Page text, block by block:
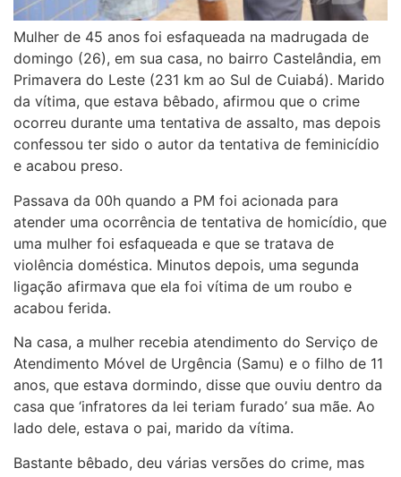
Mulher de 45 anos foi esfaqueada na madrugada de
domingo (26), em sua casa, no bairro Castelândia, em
Primavera do Leste (231 km ao Sul de Cuiabá). Marido
da vítima, que estava bêbado, afirmou que o crime
ocorreu durante uma tentativa de assalto, mas depois
confessou ter sido o autor da tentativa de feminicídio
e acabou preso.
Passava da 00h quando a PM foi acionada para
atender uma ocorrência de tentativa de homicídio, que
uma mulher foi esfaqueada e que se tratava de
violência doméstica. Minutos depois, uma segunda
ligação afirmava que ela foi vítima de um roubo e
acabou ferida.
Na casa, a mulher recebia atendimento do Serviço de
Atendimento Móvel de Urgência (Samu) e o filho de 11
anos, que estava dormindo, disse que ouviu dentro da
casa que ‘infratores da lei teriam furado’ sua mãe. Ao
lado dele, estava o pai, marido da vítima.
Bastante bêbado, deu várias versões do crime, mas